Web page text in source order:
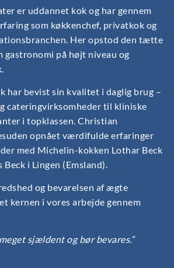
er uddannet kok og har gennem
som køkkenchef, privatkok og
Her opstod den tætte
gastronomi på højt niveau og
har bevist sin kvalitet i daglig brug –
cateringvirksomheder til kliniske
i topklassen. Christian
opnået værdifulde erfaringer
med Michelin-kokken Lothar Beck
i Lingen (Emsland).
og bevarelsen af ægte
kernen i vores arbejde gennem
sjældent og bør bevares.“